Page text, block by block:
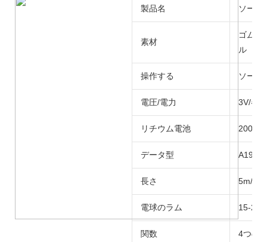
製品名 ソーラ
素材
ゴムケ
ル
操作する ソーラ
電圧/電力 3V/各
リチウム電池
データ型 A19フ
長さ 5m/10
電球のラム 15-
関数 4つの